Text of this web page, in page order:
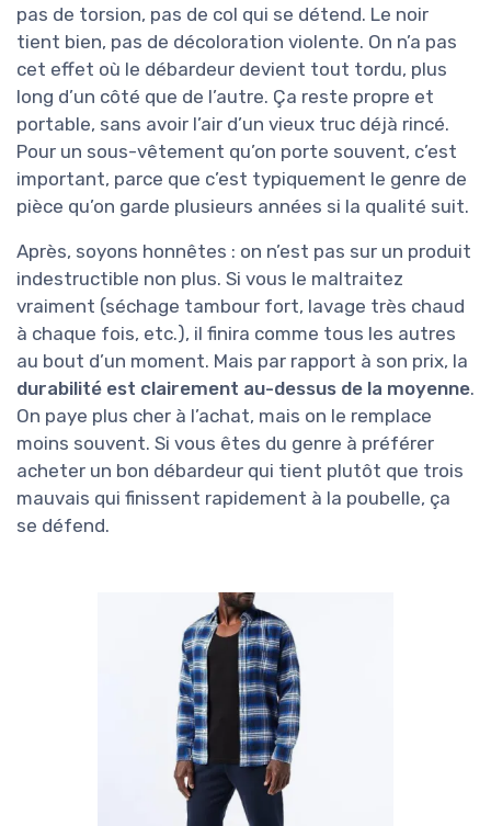
pas de torsion, pas de col qui se détend. Le noir
tient bien, pas de décoloration violente. On n’a pas
cet effet où le débardeur devient tout tordu, plus
long d’un côté que de l’autre. Ça reste propre et
portable, sans avoir l’air d’un vieux truc déjà rincé.
Pour un sous-vêtement qu’on porte souvent, c’est
important, parce que c’est typiquement le genre de
pièce qu’on garde plusieurs années si la qualité suit.
Après, soyons honnêtes : on n’est pas sur un produit
indestructible non plus. Si vous le maltraitez
vraiment (séchage tambour fort, lavage très chaud
à chaque fois, etc.), il finira comme tous les autres
au bout d’un moment. Mais par rapport à son prix, la
durabilité est clairement au-dessus de la moyenne.
On paye plus cher à l’achat, mais on le remplace
moins souvent. Si vous êtes du genre à préférer
acheter un bon débardeur qui tient plutôt que trois
mauvais qui finissent rapidement à la poubelle, ça
se défend.